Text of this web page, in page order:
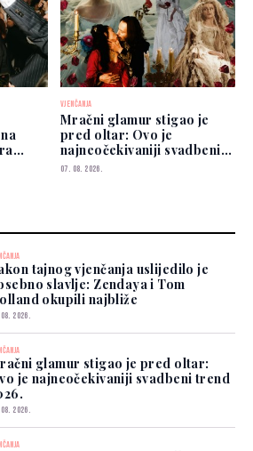
VJENČANJA
Mračni glamur stigao je
pred oltar: Ovo je
najneočekivaniji svadbeni
trend 2026.
07. 08. 2026.
tajnog vjenčanja uslijedilo je
slavlje: Zendaya i Tom
okupili najbliže
2026.
glamur stigao je pred oltar:
je najneočekivaniji svadbeni trend
2026.